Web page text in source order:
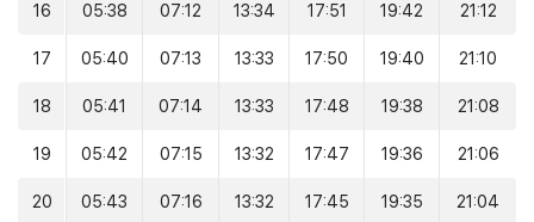
16 05:38 07:12 13:34 17:51 19:42 21:12
17 05:40 07:13 13:33 17:50 19:40 21:10
18 05:41 07:14 13:33 17:48 19:38 21:08
19 05:42 07:15 13:32 17:47 19:36 21:06
20 05:43 07:16 13:32 17:45 19:35 21:04